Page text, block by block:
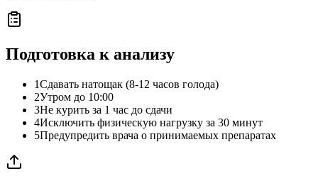
Подготовка к анализу
1Сдавать натощак (8-12 часов голода)
2Утром до 10:00
3Не курить за 1 час до сдачи
4Исключить физическую нагрузку за 30 минут
5Предупредить врача о принимаемых препаратах